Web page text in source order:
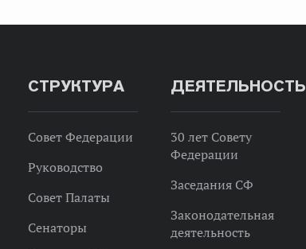
СТРУКТУРА
Совет Федерации
Руководство
Совет Палаты
Сенаторы
ДЕЯТЕЛЬНОСТЬ
30 лет Совету
Федерации
Заседания СФ
Законодательная
деятельность